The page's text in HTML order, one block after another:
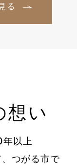
想い
以上
つがる市で